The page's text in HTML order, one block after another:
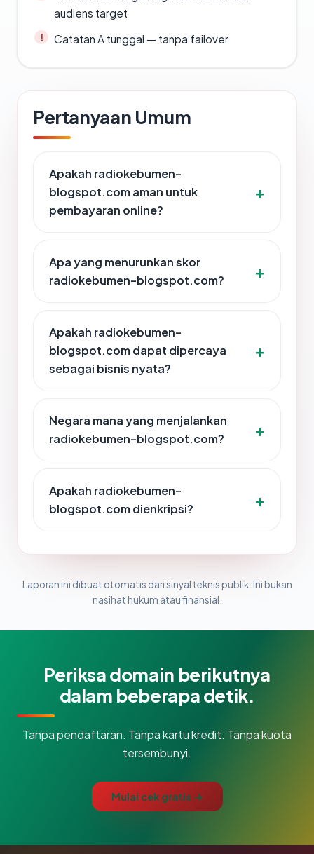
audiens target
Catatan A tunggal — tanpa failover
Pertanyaan Umum
Apakah radiokebumen-
blogspot.com aman untuk
pembayaran online?
Apa yang menurunkan skor
radiokebumen-blogspot.com?
Apakah radiokebumen-
blogspot.com dapat dipercaya
sebagai bisnis nyata?
Negara mana yang menjalankan
radiokebumen-blogspot.com?
Apakah radiokebumen-
blogspot.com dienkripsi?
Laporan ini dibuat otomatis dari sinyal teknis publik. Ini bukan
nasihat hukum atau finansial.
Periksa domain berikutnya
dalam beberapa detik.
Tanpa pendaftaran. Tanpa kartu kredit. Tanpa kuota
tersembunyi.
Mulai cek gratis →